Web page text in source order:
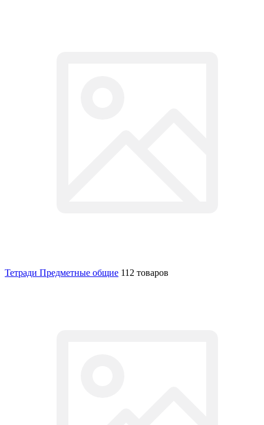
Тетради Предметные общие 112 товаров